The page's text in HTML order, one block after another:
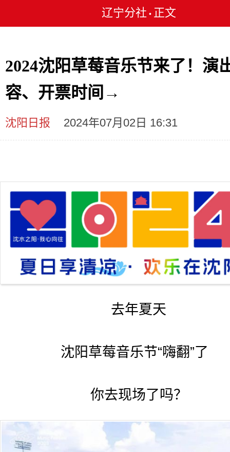
辽宁分社 • 正文
2024沈阳草莓音乐节来了！演
容、开票时间→
沈阳日报 2024年07月02日 16:31
去年夏天
沈阳草莓音乐节“嗨翻”了
你去现场了吗？